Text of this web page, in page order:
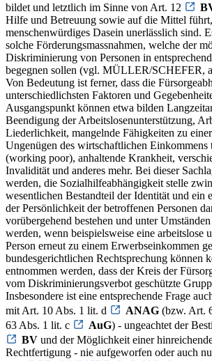
bildet und letztlich im Sinne von Art. 12
Hilfe und Betreuung sowie auf die Mittel
menschenwürdiges Dasein unerlässlich sind.
solche Förderungsmassnahmen, welche der
Diskriminierung von Personen in
begegnen sollen (vgl. MÜLLER/SCHEFER,
Von Bedeutung ist ferner, dass die
unterschiedlichsten Faktoren und
Ausgangspunkt können etwa bilden
Beendigung der Arbeitslosenunterstützung,
Liederlichkeit, mangelnde Fähigkeiten zu
Ungenügen des wirtschaftlichen
(working poor), anhaltende Krankheit,
Invalidität und anderes mehr. Bei dieser
werden, die Sozialhilfeabhängigkeit stelle
wesentlichen Bestandteil der Identität und ein
der Persönlichkeit der betroffenen Personen
vorübergehend bestehen und unter
werden, wenn beispielsweise eine arbeitslose
Person erneut zu einem Erwerbseinkommen
bundesgerichtlichen Rechtsprechung können
entnommen werden, dass der Kreis der
vom Diskriminierungsverbot geschützte
Insbesondere ist eine entsprechende Frage
mit Art. 10 Abs. 1 lit. d
ANAG (bzw. Art.
63 Abs. 1 lit. c
AuG) - ungeachtet der
BV und der Möglichkeit einer
Rechtfertigung - nie aufgeworfen oder auch